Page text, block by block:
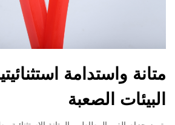
متانة واستدامة
البيئات الصعبة